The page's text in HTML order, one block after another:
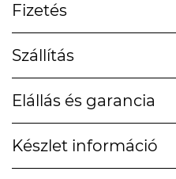
Fizetés
Szállítás
Elállás és garancia
Készlet információ